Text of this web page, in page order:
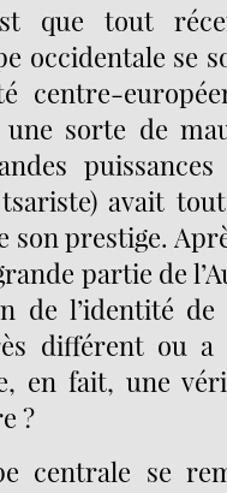
que tout
occidentale se
centre-
sorte de
tsariste) avait
son prestige.
partie de
de l’identité
différent ou
en fait, une
?
centrale se